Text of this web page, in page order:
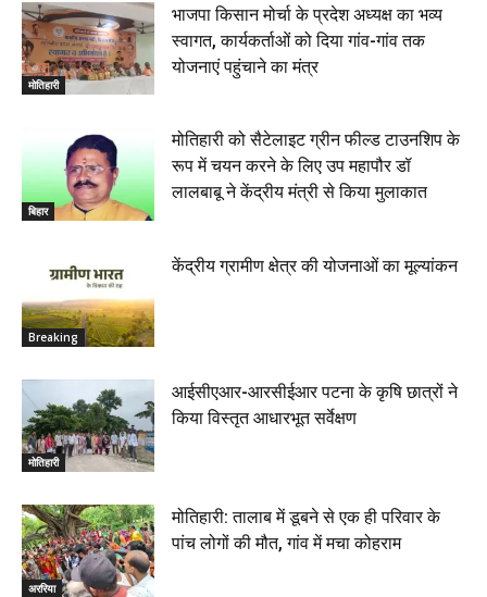
मोतिहारी
भाजपा किसान मोर्चा के प्रदेश अध्यक्ष का भव्य
स्वागत, कार्यकर्ताओं को दिया गांव-गांव तक
योजनाएं पहुंचाने का मंत्र
बिहार
मोतिहारी को सैटेलाइट ग्रीन फील्ड टाउनशिप के
रूप में चयन करने के लिए उप महापौर डॉ
लालबाबू ने केंद्रीय मंत्री से किया मुलाकात
Breaking
केंद्रीय ग्रामीण क्षेत्र की योजनाओं का मूल्यांकन
मोतिहारी
आईसीएआर-आरसीईआर पटना के कृषि छात्रों ने
किया विस्तृत आधारभूत सर्वेक्षण
अररिया
मोतिहारी: तालाब में डूबने से एक ही परिवार के
पांच लोगों की मौत, गांव में मचा कोहराम